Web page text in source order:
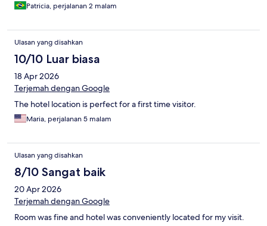
Patricia, perjalanan 2 malam
Ulasan yang disahkan
10/10 Luar biasa
18 Apr 2026
Terjemah dengan Google
The hotel location is perfect for a first time visitor.
Maria, perjalanan 5 malam
Ulasan yang disahkan
8/10 Sangat baik
20 Apr 2026
Terjemah dengan Google
Room was fine and hotel was conveniently located for my visit.